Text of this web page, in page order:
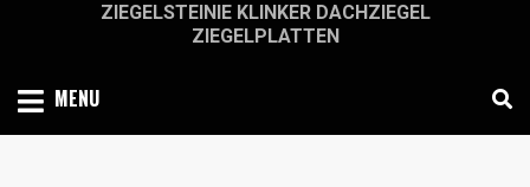
ZIEGELSTEINIE KLINKER DACHZIEGEL
ZIEGELPLATTEN
MENU